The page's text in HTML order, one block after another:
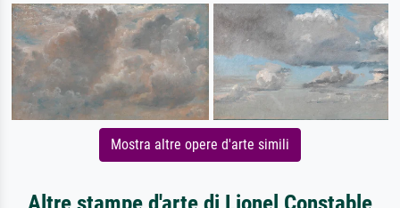
Mostra altre opere d'arte simili